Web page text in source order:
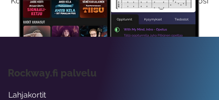
viikon ajaksi.
Rockway.fi palvelu
Lahjakortit